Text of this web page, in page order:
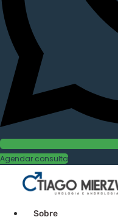
Agendar consulta
Sobre